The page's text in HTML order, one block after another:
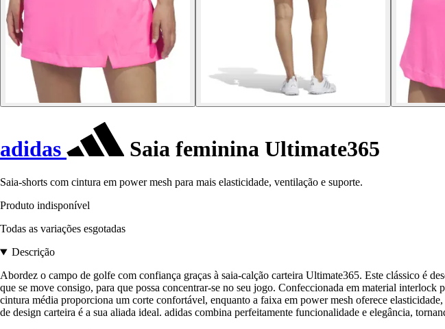
adidas Saia feminina Ultimate365
Saia-shorts com cintura em power mesh para mais elasticidade, ventilação e suporte.
Produto indisponível
Todas as variações esgotadas
Descrição
Abordez o campo de golfe com confiança graças à saia-calção carteira Ultimate365. Este clássico é
que se move consigo, para que possa concentrar-se no seu jogo. Confeccionada em material
cintura média proporciona um corte confortável, enquanto a faixa em power mesh oferece
de design carteira é a sua aliada ideal. adidas combina perfeitamente funcionalidade e elegância,